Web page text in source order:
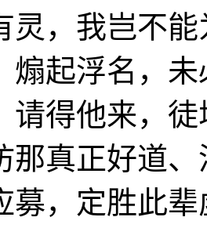
灵，我岂不
煽起浮名，
请得他来，
那真正好道
募，定胜此